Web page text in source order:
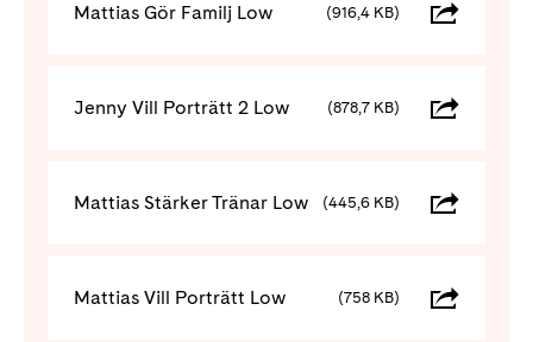
Mattias Gör Familj Low (916,4 KB)
Jenny Vill Porträtt 2 Low (878,7 KB)
Mattias Stärker Tränar Low (445,6 KB)
Mattias Vill Porträtt Low (758 KB)